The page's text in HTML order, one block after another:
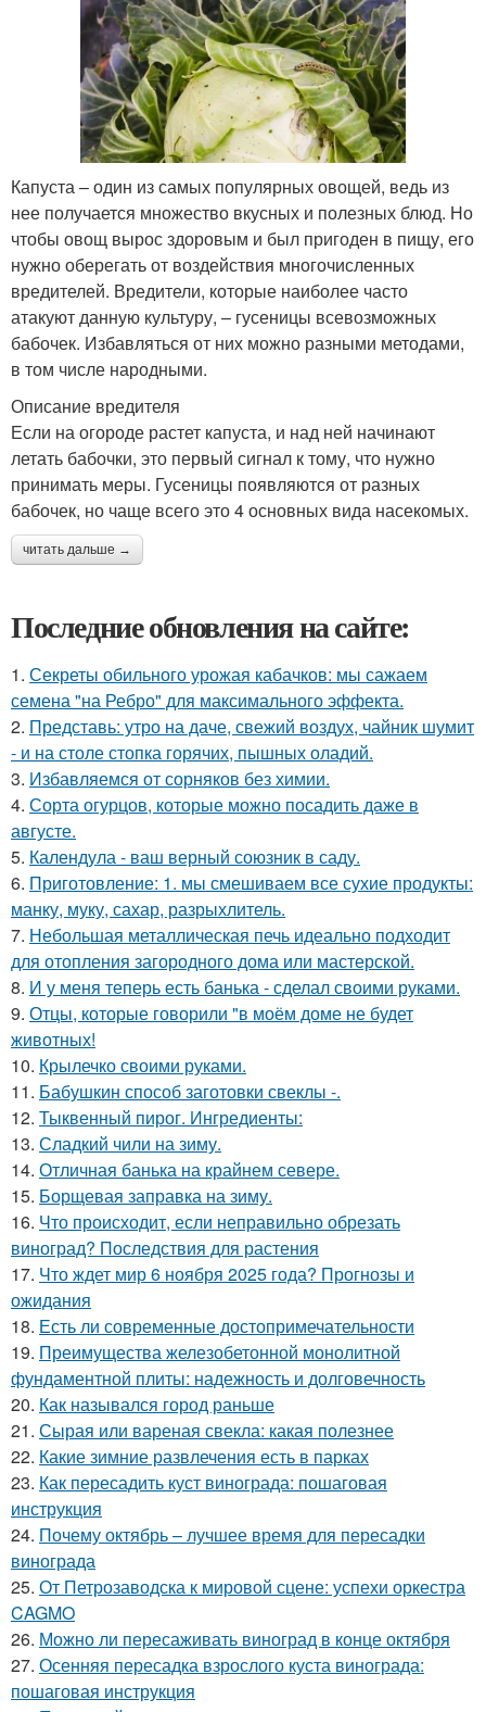
Капуста – один из самых популярных овощей, ведь из
нее получается множество вкусных и полезных блюд. Но
чтобы овощ вырос здоровым и был пригоден в пищу, его
нужно оберегать от воздействия многочисленных
вредителей. Вредители, которые наиболее часто
атакуют данную культуру, – гусеницы всевозможных
бабочек. Избавляться от них можно разными методами,
в том числе народными.
Описание вредителя
Если на огороде растет капуста, и над ней начинают
летать бабочки, это первый сигнал к тому, что нужно
принимать меры. Гусеницы появляются от разных
бабочек, но чаще всего это 4 основных вида насекомых.
читать дальше →
Последние обновления на сайте:
1. Секреты обильного урожая кабачков: мы сажаем
семена "на Ребро" для максимального эффекта.
2. Представь: утро на даче, свежий воздух, чайник шумит
- и на столе стопка горячих, пышных оладий.
3. Избавляемся от сорняков без химии.
4. Сорта огурцов, которые можно посадить даже в
августе.
5. Календула - ваш верный союзник в саду.
6. Приготовление: 1. мы смешиваем все сухие продукты:
манку, муку, сахар, разрыхлитель.
7. Небольшая металлическая печь идеально подходит
для отопления загородного дома или мастерской.
8. И у меня теперь есть банька - сделал своими руками.
9. Отцы, которые говорили "в моём доме не будет
животных!
10. Крылечко своими руками.
11. Бабушкин способ заготовки свеклы -.
12. Тыквенный пирог. Ингредиенты:
13. Сладкий чили на зиму.
14. Отличная банька на крайнем севере.
15. Борщевая заправка на зиму.
16. Что происходит, если неправильно обрезать
виноград? Последствия для растения
17. Что ждет мир 6 ноября 2025 года? Прогнозы и
ожидания
18. Есть ли современные достопримечательности
19. Преимущества железобетонной монолитной
фундаментной плиты: надежность и долговечность
20. Как назывался город раньше
21. Сырая или вареная свекла: какая полезнее
22. Какие зимние развлечения есть в парках
23. Как пересадить куст винограда: пошаговая
инструкция
24. Почему октябрь – лучшее время для пересадки
винограда
25. От Петрозаводска к мировой сцене: успехи оркестра
CAGMO
26. Можно ли пересаживать виноград в конце октября
27. Осенняя пересадка взрослого куста винограда:
пошаговая инструкция